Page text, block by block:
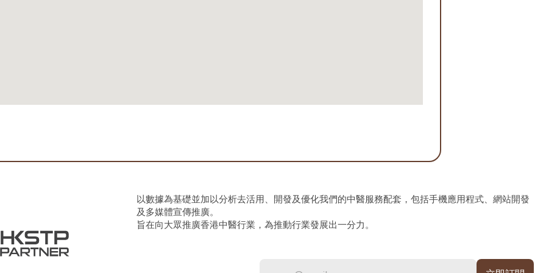
以數據為基礎並加以分析去活用、開發及優化我們的中醫服務配套，包括手機應用程式、網站開發
及多媒體宣傳推廣。
旨在向大眾推廣香港中醫行業，為推動行業發展出一分力。